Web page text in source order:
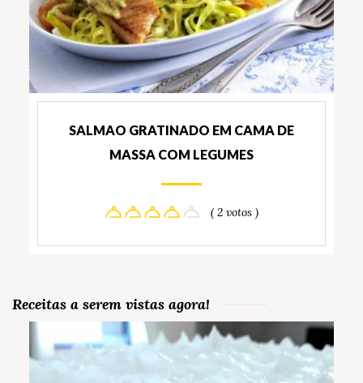
SALMAO GRATINADO EM CAMA DE
MASSA COM LEGUMES
( 2 votos )
Receitas a serem vistas agora!